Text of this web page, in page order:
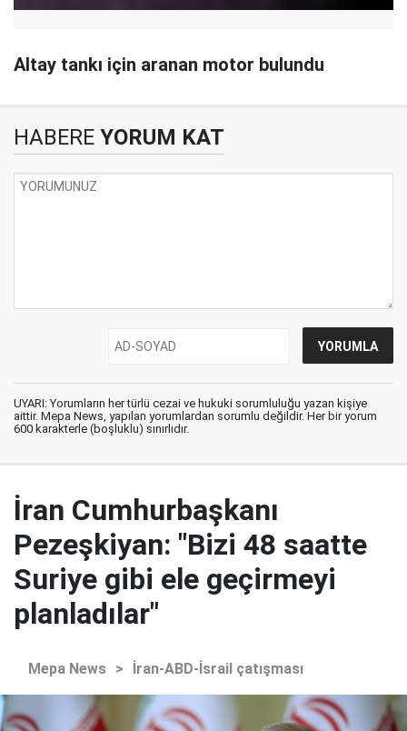
Altay tankı için aranan motor bulundu
HABERE YORUM KAT
UYARI: Yorumların her türlü cezai ve hukuki sorumluluğu yazan kişiye
aittir. Mepa News, yapılan yorumlardan sorumlu değildir. Her bir yorum
600 karakterle (boşluklu) sınırlıdır.
İran Cumhurbaşkanı
Pezeşkiyan: "Bizi 48 saatte
Suriye gibi ele geçirmeyi
planladılar"
Mepa News > İran-ABD-İsrail çatışması